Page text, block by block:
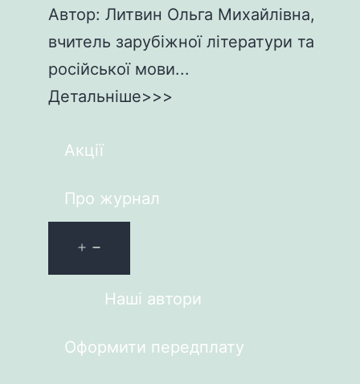
Автор: Литвин Ольга Михайлівна,
вчитель зарубіжної літератури та
російської мови...
Детальніше>>>
Акції
Про журнал
Наші автори
Оформити передплату